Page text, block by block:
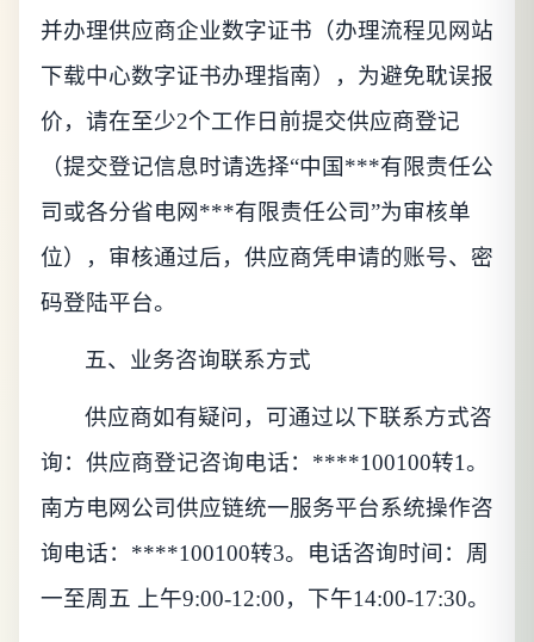
并办理供应商企业数字证书（办理流程见网站
下载中心数字证书办理指南），为避免耽误报
价，请在至少2个工作日前提交供应商登记
（提交登记信息时请选择“中国***有限责任公
司或各分省电网***有限责任公司”为审核单
位），审核通过后，供应商凭申请的账号、密
码登陆平台。
五、业务咨询联系方式
供应商如有疑问，可通过以下联系方式咨
询：供应商登记咨询电话：****100100转1。
南方电网公司供应链统一服务平台系统操作咨
询电话：****100100转3。电话咨询时间：周
一至周五 上午9:00-12:00，下午14:00-17:30。